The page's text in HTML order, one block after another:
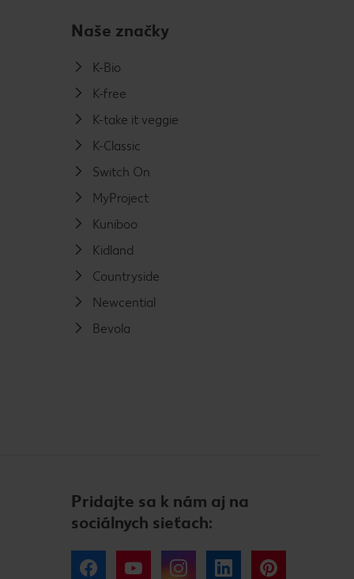
Naše značky
K-Bio
K-free
K-take it veggie
K-Classic
Switch On
MyProject
Kuniboo
Kidland
Countryside
Newcential
Bevola
Pridajte sa k nám aj na
sociálnych sieťach:
Facebook YouTube Instagram LinkedIn